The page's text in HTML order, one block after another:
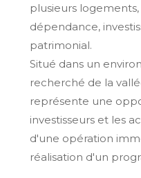
plusieurs
dépendance,
patrimonial.
Situé dans un
recherché de la
représente une
investisseurs et les
d'une opération
réalisation d'un